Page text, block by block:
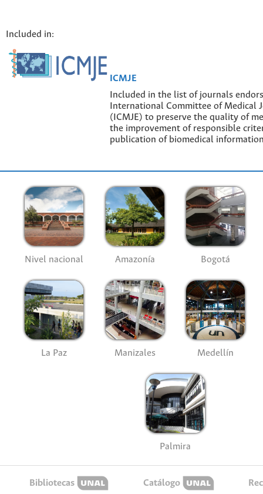
Included in:
ICMJE
Included in the list of journals
International Committee of Medical
(ICMJE) to preserve the quality of
the improvement of responsible
publication of biomedical
Nivel nacional Amazonía Bogotá
La Paz Manizales Medellín
Palmira
Bibliotecas Catálogo